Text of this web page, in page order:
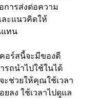
การส่งต่อความ
ละแนวคิดให้
แทน
อร์สนี้จะมีของดี
รถนำไปใช้ในได้
ะช่วยให้คุณใช้เวลา
ลง ใช้เวลาไปดูแล